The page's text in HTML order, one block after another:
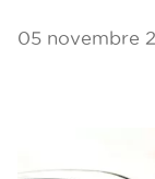
05 novembre